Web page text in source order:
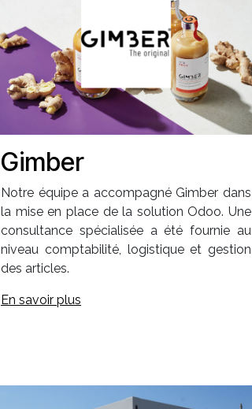
Gimber
Notre équipe a accompagné Gimber dans
la mise en place de la solution Odoo. Une
consultance spécialisée a été fournie au
niveau comptabilité, logistique et gestion
des articles.
En savoir plus